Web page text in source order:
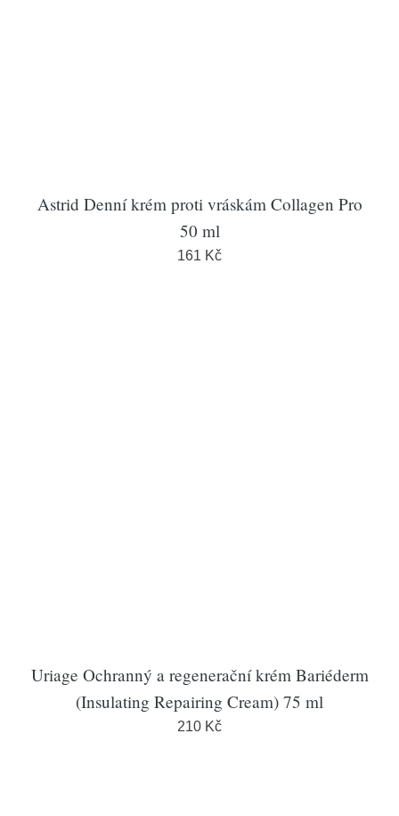
Astrid Denní krém proti vráskám Collagen Pro
50 ml
161 Kč
Uriage Ochranný a regenerační krém Bariéderm
(Insulating Repairing Cream) 75 ml
210 Kč